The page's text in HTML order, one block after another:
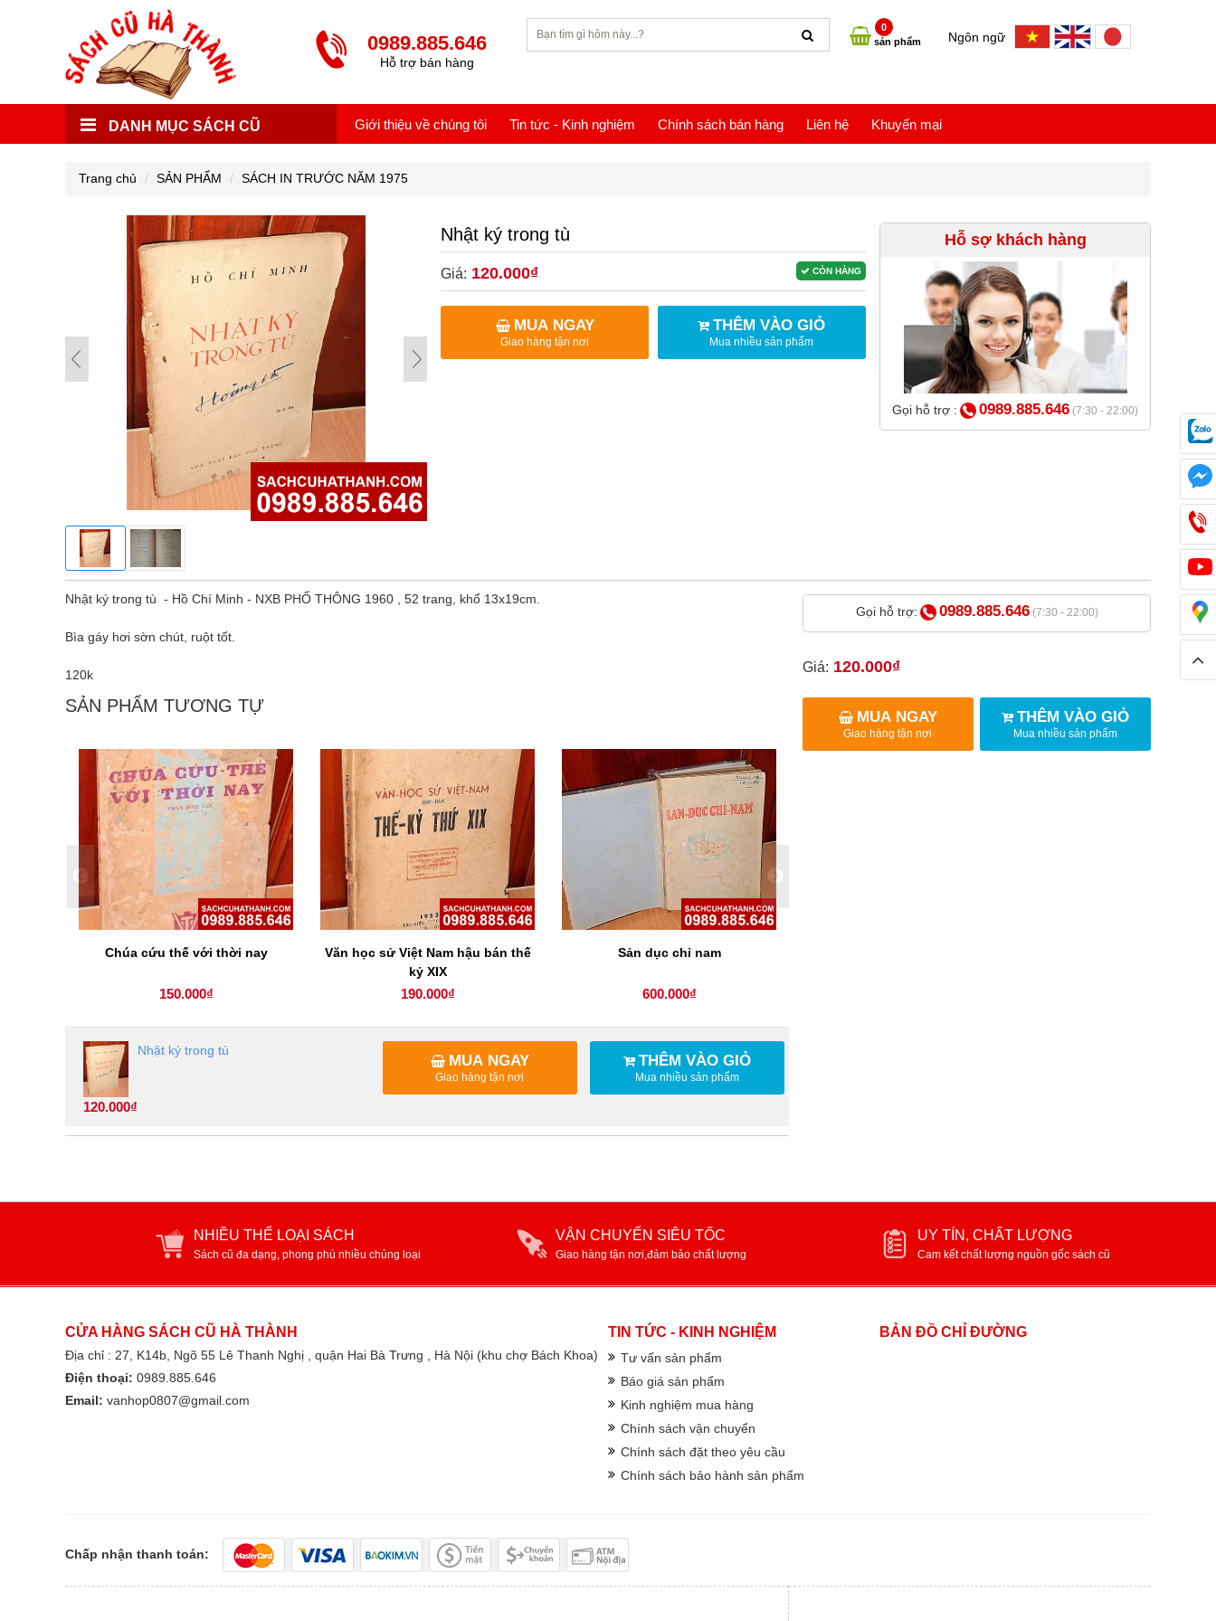
0989.885.646
Hỗ trợ bán hàng
0
sản phẩm
Ngôn ngữ
DANH MỤC SÁCH CŨ Giới thiệu về chúng tôi Tin tức - Kinh nghiệm Chính sách bán hàng Liên hệ Khuyến mại
Trang chủ SẢN PHẨM SÁCH IN TRƯỚC NĂM 1975
Nhật ký trong tù
CÒN HÀNG
Giá: 120.000₫
MUA NGAY
Giao hàng tận nơi
THÊM VÀO GIỎ
Mua nhiều sản phẩm
Hỗ sợ khách hàng
Gọi hỗ trợ : 0989.885.646 (7:30 - 22:00)
Nhật ký trong tù - Hồ Chí Minh - NXB PHỔ THÔNG 1960 , 52 trang, khổ 13x19cm.
Bìa gáy hơi sờn chút, ruột tốt.
120k
SẢN PHẨM TƯƠNG TỰ
Chúa cứu thế với thời nay
150.000₫
Văn học sử Việt Nam hậu bán thế
kỷ XIX
190.000₫
Sản dục chỉ nam
600.000₫
Nhật ký trong tù
120.000₫
THÊM VÀO GIỎ
Mua nhiều sản phẩm
MUA NGAY
Giao hàng tận nơi
Gọi hỗ trợ: 0989.885.646 (7:30 - 22:00)
Giá: 120.000₫
MUA NGAY
Giao hàng tận nơi
THÊM VÀO GIỎ
Mua nhiều sản phẩm
NHIỀU THỂ LOẠI SÁCH
Sách cũ đa dạng, phong phú nhiều chủng loại
VẬN CHUYỂN SIÊU TỐC
Giao hàng tận nơi,đảm bảo chất lượng
UY TÍN, CHẤT LƯỢNG
Cam kết chất lượng nguồn gốc sách cũ
CỬA HÀNG SÁCH CŨ HÀ THÀNH
Địa chỉ : 27, K14b, Ngõ 55 Lê Thanh Nghị , quận Hai Bà Trưng , Hà Nội (khu chợ Bách Khoa)
Điện thoại: 0989.885.646
Email: vanhop0807@gmail.com
TIN TỨC - KINH NGHIỆM
Tư vấn sản phẩm
Báo giá sản phẩm
Kinh nghiệm mua hàng
Chính sách vận chuyển
Chính sách đặt theo yêu cầu
Chính sách bảo hành sản phẩm
BẢN ĐỒ CHỈ ĐƯỜNG
Chấp nhận thanh toán: